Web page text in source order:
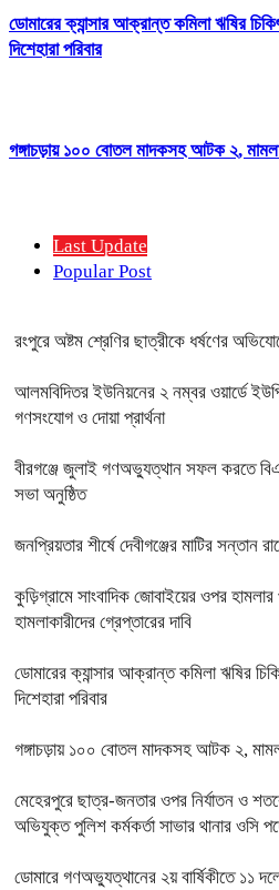
ডোমারের ক্যান্সার আক্রান্ত কমিলা ঋষির
দিশেহারা পরিবার
গঙ্গাচড়ায় ১০০ বোতল মাদকসহ আটক ২,
Last Update
Popular Post
রংপুরে অষ্টম শ্রেণির ছাত্রীকে ধর্ষণের
আলমবিদিতর ইউনিয়নের ২ নম্বর ওয়ার্ডে
গণসংযোগ ও দোয়া প্রার্থনা
বীরগঞ্জে জুলাই গণঅভ্যুত্থান সফল করতে
সভা অনুষ্ঠিত
জনপ্রিয়তার শীর্ষে দেবীগঞ্জের মাটির সন্তান
কুড়িগ্রামে সাংবাদিক জোবাইয়ের ওপর হামলার
হামলাকারীদের গ্রেপ্তারের দাবি
ডোমারের ক্যান্সার আক্রান্ত কমিলা ঋষির
দিশেহারা পরিবার
গঙ্গাচড়ায় ১০০ বোতল মাদকসহ আটক ২,
মেহেরপুরে ছাত্র-জনতার ওপর নির্যাতন ও
অভিযুক্ত পুলিশ কর্মকর্তা সাভার থানার ওসি
ডোমারে গণঅভ্যুত্থানের ২য় বার্ষিকীতে ১১